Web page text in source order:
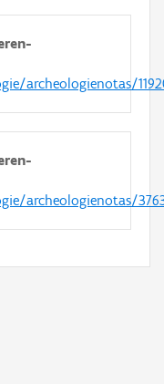
archeologienotas/
archeologienotas/